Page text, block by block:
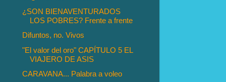
¿SON BIENAVENTURADOS
LOS POBRES? Frente a frente
Difuntos, no. Vivos
"El valor del oro" CAPÍTULO 5 EL
VIAJERO DE ASIS
CARAVANA... Palabra a voleo